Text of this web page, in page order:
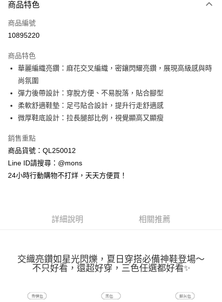
信用卡一次付款
信用卡分期付款
合作金庫商業銀行
華南商業銀行
彰化商業銀行
上海商業儲蓄銀行
國泰世華商業銀行
兆豐國際商業銀行
臺灣中小企業銀行
台中商業銀行
匯豐（台灣）商業銀行
華泰商業銀行
聯邦商業銀行
遠東國際商業銀行
元大商業銀行
台新國際商業銀行
台灣樂天信用卡公司
6 期 0 利率 每期
華南商業銀行
上海商業儲蓄銀行
台北富邦商業銀行
國泰世華商業銀行
兆豐國際商業銀行
臺灣中小企業銀行
台中商業銀行
聯邦商業銀行
元大商業銀行
玉山商業銀行
台灣樂天信用卡公司
超商取貨付款
LINE Pay
Apple Pay
街口支付
悠遊付
AFTEE先享後付是「在收到商品之後才付款」的支付方式。 讓您購物簡單
３．安心：先確認商品／服務後，再付款。
【「AFTEE先享後付」結帳流程】
結帳頁面，進行簡訊認證並確認金額後，即可完成結帳。
運送方式
每筆NT$80，滿NT$1,000(含以上)免運費
商品特色
商品編號
10895220
商品特色
華麗編織亮鑽：麻花交叉編織，密鑲閃耀亮鑽，展現高級感與時
尚氛圍
彈力後帶設計：穿脫方便、不易脫落，貼合腳型
柔軟舒適鞋墊：足弓貼合設計，提升行走舒適感
微厚鞋底設計：拉長腿部比例，視覺顯高又顯瘦
銷售重點
商品貨號：QL250012
Line ID請搜尋：@mons
24小時行動購物不打烊，天天方便買！
詳細說明 相關推薦
交織亮鑽如星光閃爍，夏日穿搭必備神鞋登場～
不只好看，還超好穿，三色任選都好看✨